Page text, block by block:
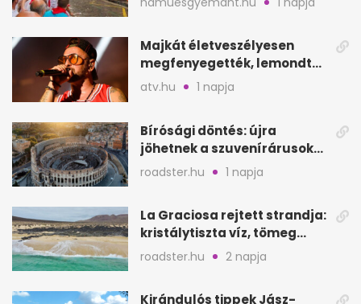
Majkát életveszélyesen
megfenyegették, lemondta
a sepsiszentgyörgyi
atv.hu 1 napja
Bírósági döntés: újra
jöhetnek a szuvenírárusok
Európa ikonikus helyére
roadster.hu 1 napja
La Graciosa rejtett strandja:
kristálytiszta víz, tömeg
nélkül
roadster.hu 2 napja
Kirándulós tippek Jász-